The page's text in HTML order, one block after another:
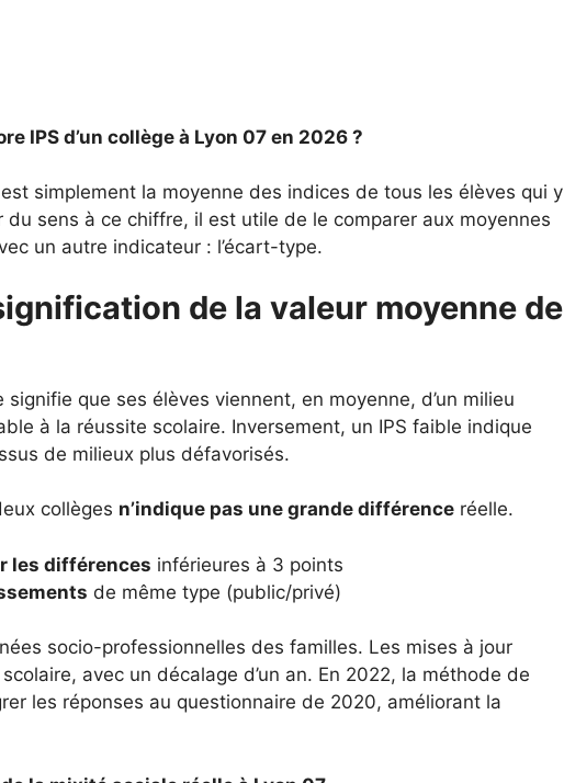
IPS d’un collège à Lyon 07 en 2026 ?
est simplement la moyenne des indices de tous les élèves qui y
du sens à ce chiffre, il est utile de le comparer aux moyennes
un autre indicateur : l’écart-type.
de la valeur moyenne de
signifie que ses élèves viennent, en moyenne, d’un milieu
à la réussite scolaire. Inversement, un IPS faible indique
de milieux plus défavorisés.
collèges n’indique pas une grande différence réelle.
les différences inférieures à 3 points
de même type (public/privé)
socio-professionnelles des familles. Les mises à jour
avec un décalage d’un an. En 2022, la méthode de
les réponses au questionnaire de 2020, améliorant la